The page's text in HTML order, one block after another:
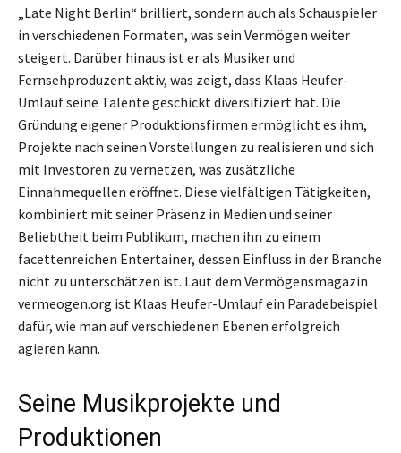
„Late Night Berlin“ brilliert, sondern auch als Schauspieler
in verschiedenen Formaten, was sein Vermögen weiter
steigert. Darüber hinaus ist er als Musiker und
Fernsehproduzent aktiv, was zeigt, dass Klaas Heufer-
Umlauf seine Talente geschickt diversifiziert hat. Die
Gründung eigener Produktionsfirmen ermöglicht es ihm,
Projekte nach seinen Vorstellungen zu realisieren und sich
mit Investoren zu vernetzen, was zusätzliche
Einnahmequellen eröffnet. Diese vielfältigen Tätigkeiten,
kombiniert mit seiner Präsenz in Medien und seiner
Beliebtheit beim Publikum, machen ihn zu einem
facettenreichen Entertainer, dessen Einfluss in der Branche
nicht zu unterschätzen ist. Laut dem Vermögensmagazin
vermeogen.org ist Klaas Heufer-Umlauf ein Paradebeispiel
dafür, wie man auf verschiedenen Ebenen erfolgreich
agieren kann.
Seine Musikprojekte und
Produktionen